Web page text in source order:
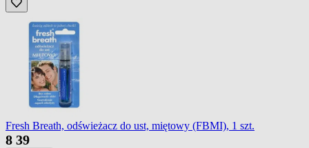
Fresh Breath, odświeżacz do ust, miętowy (FBMI), 1 szt.
8 39